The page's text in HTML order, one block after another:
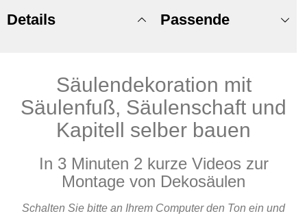
Details
Säulendekoration mit
Säulenfuß, Säulenschaft und
Kapitell selber bauen
In 3 Minuten 2 kurze Videos zur
Montage von Dekosäulen
Schalten Sie bitte an Ihrem Computer den Ton ein und
Passende
Produkte